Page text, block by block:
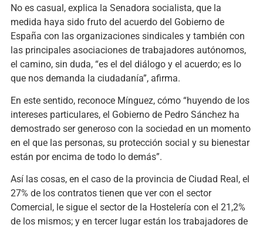
No es casual, explica la Senadora socialista, que la
medida haya sido fruto del acuerdo del Gobierno de
España con las organizaciones sindicales y también con
las principales asociaciones de trabajadores autónomos,
el camino, sin duda, “es el del diálogo y el acuerdo; es lo
que nos demanda la ciudadanía”, afirma.
En este sentido, reconoce Mínguez, cómo “huyendo de los
intereses particulares, el Gobierno de Pedro Sánchez ha
demostrado ser generoso con la sociedad en un momento
en el que las personas, su protección social y su bienestar
están por encima de todo lo demás”.
Así las cosas, en el caso de la provincia de Ciudad Real, el
27% de los contratos tienen que ver con el sector
Comercial, le sigue el sector de la Hostelería con el 21,2%
de los mismos; y en tercer lugar están los trabajadores de